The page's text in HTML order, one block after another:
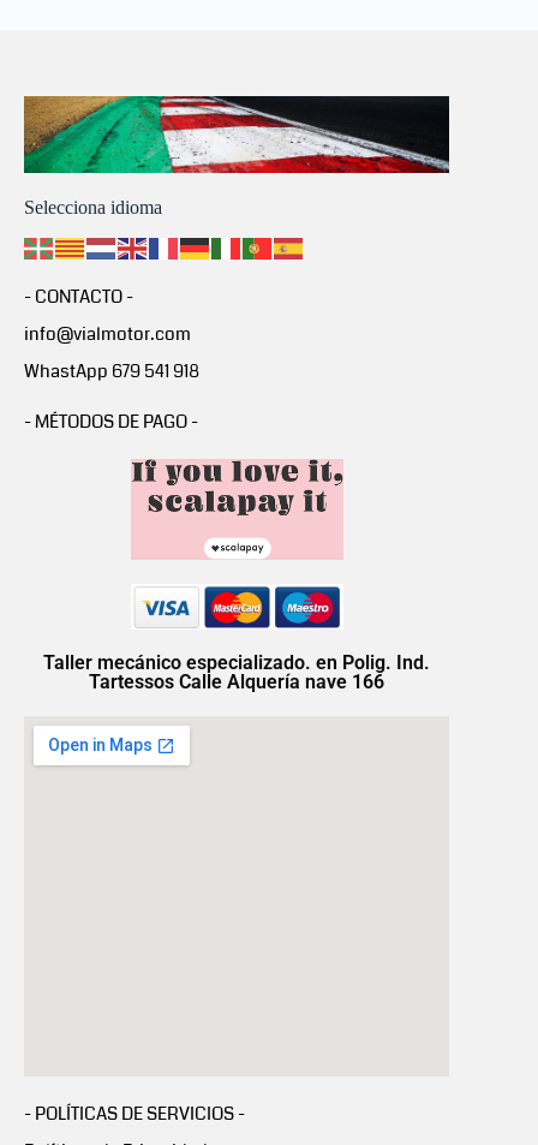
Selecciona idioma
- CONTACTO -
info@vialmotor.com
WhastApp 679 541 918
- MÉTODOS DE PAGO -
Taller mecánico especializado. en Polig. Ind.
Tartessos Calle Alquería nave 166
- POLÍTICAS DE SERVICIOS -